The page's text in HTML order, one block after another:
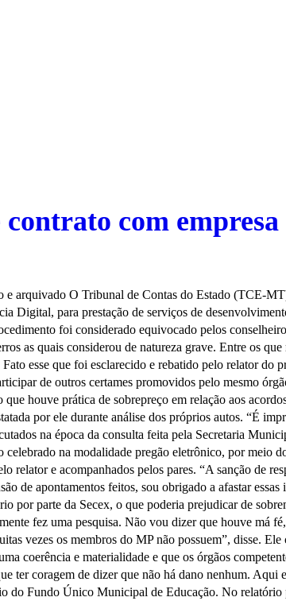
com empresa
arquivado O Tribunal de Contas do Estado (TCE-
Digital, para prestação de serviços de
foi considerado equivocado pelos
as quais considerou de natureza grave. Entre os
esse que foi esclarecido e rebatido pelo relator
de outros certames promovidos pelo mesmo
houve prática de sobrepreço em relação aos
por ele durante análise dos próprios autos. “É
na época da consulta feita pela Secretaria
celebrado na modalidade pregão eletrônico, por
relator e acompanhados pelos pares. “A sanção de
de apontamentos feitos, sou obrigado a afastar
por parte da Secex, o que poderia prejudicar de
fez uma pesquisa. Não vou dizer que houve má
vezes os membros do MP não possuem”, disse.
coerência e materialidade e que os órgãos
ter coragem de dizer que não há dano nenhum.
do Fundo Único Municipal de Educação. No